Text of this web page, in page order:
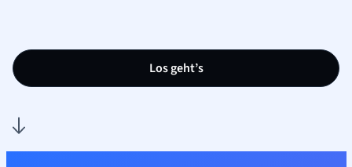
Los geht’s